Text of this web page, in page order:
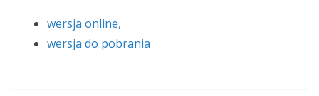
wersja online,
wersja do pobrania